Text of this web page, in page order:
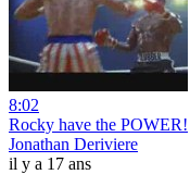
8:02
Rocky have the POWER!
Jonathan Deriviere
il y a 17 ans